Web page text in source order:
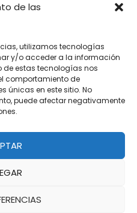
de las
utilizamos tecnologías
y/o acceder a la información
de estas tecnologías nos
comportamiento de
únicas en este sitio. No
puede afectar negativamente
de uso (LOPD)